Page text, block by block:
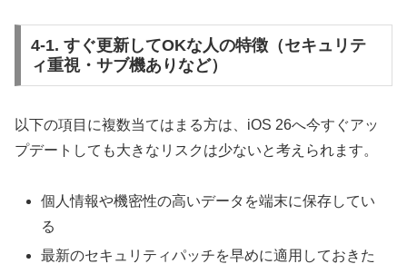
4-1. すぐ更新してOKな人の特徴（セキュリテ
ィ重視・サブ機ありなど）
以下の項目に複数当てはまる方は、iOS 26へ今すぐアッ
プデートしても大きなリスクは少ないと考えられます。
個人情報や機密性の高いデータを端末に保存してい
る
最新のセキュリティパッチを早めに適用しておきた